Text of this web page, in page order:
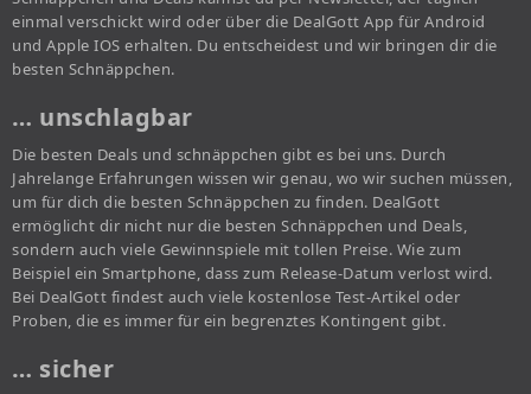
einmal verschickt wird oder über die DealGott App für Android
und Apple IOS erhalten. Du entscheidest und wir bringen dir die
besten Schnäppchen.
… unschlagbar
Die besten Deals und schnäppchen gibt es bei uns. Durch
Jahrelange Erfahrungen wissen wir genau, wo wir suchen müssen,
um für dich die besten Schnäppchen zu finden. DealGott
ermöglicht dir nicht nur die besten Schnäppchen und Deals,
sondern auch viele Gewinnspiele mit tollen Preise. Wie zum
Beispiel ein Smartphone, dass zum Release-Datum verlost wird.
Bei DealGott findest auch viele kostenlose Test-Artikel oder
Proben, die es immer für ein begrenztes Kontingent gibt.
… sicher